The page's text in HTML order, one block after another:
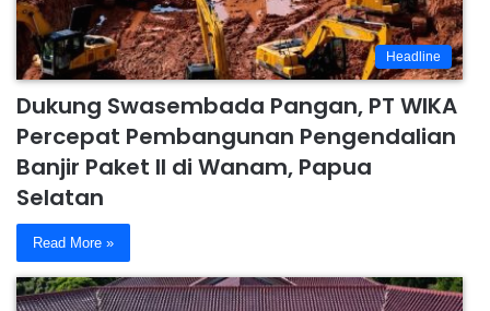
Headline
Dukung Swasembada Pangan, PT WIKA
Percepat Pembangunan Pengendalian
Banjir Paket II di Wanam, Papua
Selatan
Read More »